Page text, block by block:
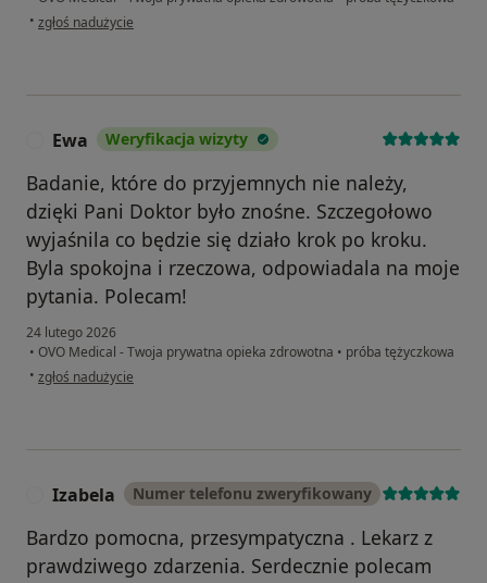
• w opinii użytkownika Marcin
zgłoś nadużycie
Ewa Weryfikacja wizyty
Badanie, które do przyjemnych nie należy,
dzięki Pani Doktor było znośne. Szczegołowo
wyjaśnila co będzie się działo krok po kroku.
Byla spokojna i rzeczowa, odpowiadala na moje
pytania. Polecam!
24 lutego 2026
• OVO Medical - Twoja prywatna opieka zdrowotna • próba tężyczkowa
• w opinii użytkownika Ewa
zgłoś nadużycie
Izabela Numer telefonu zweryfikowany
Bardzo pomocna, przesympatyczna . Lekarz z
prawdziwego zdarzenia. Serdecznie polecam